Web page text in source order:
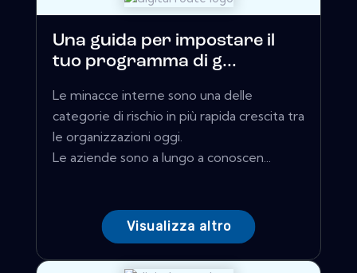
Una guida per impostare il
tuo programma di g...
Le minacce interne sono una delle
categorie di rischio in più rapida crescita tra
le organizzazioni oggi.
Le aziende sono a lungo a conoscen...
Visualizza altro